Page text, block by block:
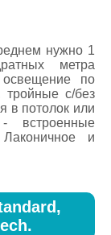
нужно 1
метра
по
с/без
в потолок или
встроенные
и